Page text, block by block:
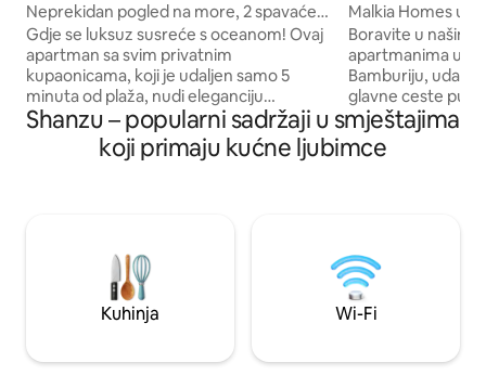
Neprekidan pogled na more, 2 spavaće
sobe • Savršen odmor • Bazen
Gdje se luksuz susreće s oceanom! Ovaj
apartman sa svim privatnim
kupaonicama, koji je udaljen samo 5
minuta od plaža, nudi eleganciju
odmarališta i udobnost doma. Pješačka
udaljenost od plaže i najboljih trgovačkih
centara Beskonačni bazen na krovu i
Uživajte u dostavi putem Ubera/Glova,
prošetajte do City Malla i opustite se u
raju. Pogodnosti u stilu odmarališta,
privatnost kao kod kuće. Rezervirajte
ono što vidite.
Malkia Homes u
Pirates Beach
Boravite u našim
apartmanima uz
Bamburiju,
glavne ceste
pristupne ceste.
od plaže Pirates
trgovina, Naivas
čistom, sigurnom
s brzim dizalom,
besplatnim
idealnim za
Shanzu – popularni sadržaji u smještajima
koji primaju kućne ljubimce
Kuhinja Wi-Fi